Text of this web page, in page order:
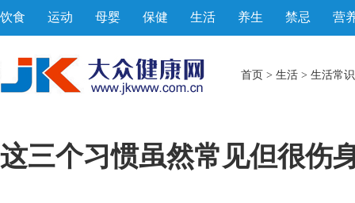
饮食 运动 母婴 保健 生活 养生 禁忌 营
首页 > 生活 > 生活常识
这三个习惯虽然常见但很伤